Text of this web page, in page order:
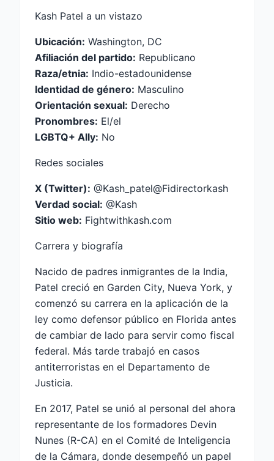
Kash Patel a un vistazo
Ubicación: Washington, DC
Afiliación del partido: Republicano
Raza/etnia: Indio-estadounidense
Identidad de género: Masculino
Orientación sexual: Derecho
Pronombres: El/el
LGBTQ+ Ally: No
Redes sociales
X (Twitter): @Kash_patel@Fidirectorkash
Verdad social: @Kash
Sitio web: Fightwithkash.com
Carrera y biografía
Nacido de padres inmigrantes de la India,
Patel creció en Garden City, Nueva York, y
comenzó su carrera en la aplicación de la
ley como defensor público en Florida antes
de cambiar de lado para servir como fiscal
federal. Más tarde trabajó en casos
antiterroristas en el Departamento de
Justicia.
En 2017, Patel se unió al personal del ahora
representante de los formadores Devin
Nunes (R-CA) en el Comité de Inteligencia
de la Cámara, donde desempeñó un papel